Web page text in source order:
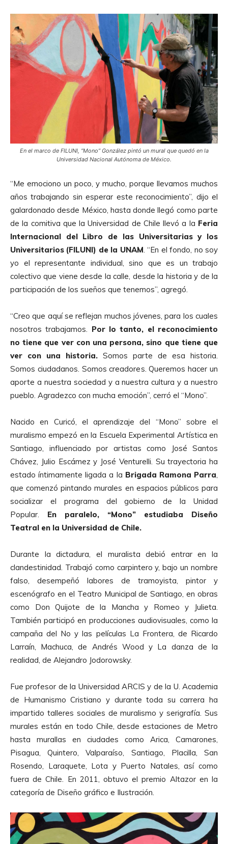
En el marco de FILUNI, “Mono” González pintó un mural que quedó en la
Universidad Nacional Autónoma de México.
“Me emociono un poco, y mucho, porque llevamos muchos
años trabajando sin esperar este reconocimiento”, dijo el
galardonado desde México, hasta donde llegó como parte
de la comitiva que la Universidad de Chile llevó a la Feria
Internacional del Libro de las Universitarias y los
Universitarios (FILUNI) de la UNAM . “En el fondo, no soy
yo el representante individual, sino que es un trabajo
colectivo que viene desde la calle, desde la historia y de la
participación de los sueños que tenemos”, agregó.
“Creo que aquí se reflejan muchos jóvenes, para los cuales
nosotros trabajamos. Por lo tanto, el reconocimiento
no tiene que ver con una persona, sino que tiene que
ver con una historia. Somos parte de esa historia.
Somos ciudadanos. Somos creadores. Queremos hacer un
aporte a nuestra sociedad y a nuestra cultura y a nuestro
pueblo. Agradezco con mucha emoción”, cerró el “Mono”.
Nacido en Curicó, el aprendizaje del “Mono” sobre el
muralismo empezó en la Escuela Experimental Artística en
Santiago, influenciado por artistas como José Santos
Chávez, Julio Escámez y José Venturelli. Su trayectoria ha
estado íntimamente ligada a la Brigada Ramona Parra
que comenzó pintando murales en espacios públicos para
socializar el programa del gobierno de la Unidad
Popular. En paralelo, “Mono” estudiaba Diseño
Teatral en la Universidad de Chile.
Durante la dictadura, el muralista debió entrar en la
clandestinidad. Trabajó como carpintero y, bajo un nombre
falso, desempeñó labores de tramoyista, pintor y
escenógrafo en el Teatro Municipal de Santiago, en obras
como Don Quijote de la Mancha y Romeo y Julieta.
También participó en producciones audiovisuales, como la
campaña del No y las películas La Frontera, de Ricardo
Larraín, Machuca, de Andrés Wood y La danza de la
realidad, de Alejandro Jodorowsky.
Fue profesor de la Universidad ARCIS y de la U. Academia
de Humanismo Cristiano y durante toda su carrera ha
impartido talleres sociales de muralismo y serigrafía. Sus
murales están en todo Chile, desde estaciones de Metro
hasta murallas en ciudades como Arica, Camarones,
Pisagua, Quintero, Valparaíso, Santiago, Placilla, San
Rosendo, Laraquete, Lota y Puerto Natales, así como
fuera de Chile. En 2011, obtuvo el premio Altazor en la
categoría de Diseño gráfico e Ilustración.